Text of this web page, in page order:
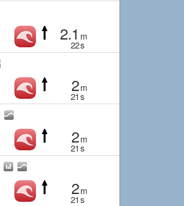
2.1 m
22s
2m
21 s
2m
21 s
2m
21 s